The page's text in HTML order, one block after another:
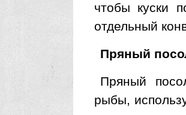
чтобы куски
отдельный
Пряный
Пряный
рыбы,